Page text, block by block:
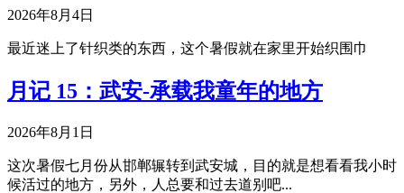
2026年8月4日
最近迷上了针织类的东西，这个暑假就在家里开始织围巾
月记 15：武安-承载我童年的地方
2026年8月1日
这次暑假七月份从邯郸辗转到武安城，目的就是想看看我小时
候活过的地方，另外，人总要和过去道别吧...